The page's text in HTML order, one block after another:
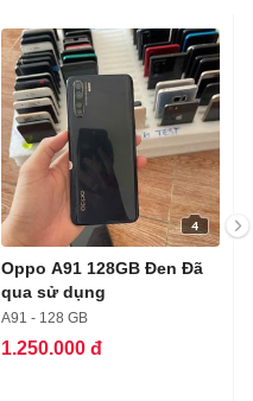
4
Oppo A91 128GB Đen Đã
qua sử dụng
A91 - 128 GB
1.250.000 đ